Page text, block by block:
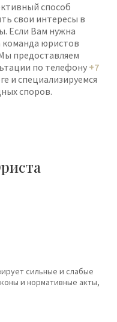
способ
свои интересы в
Если Вам нужна
юристов
предоставляем
по телефону +7
и специализируемся
споров.
сильные и слабые
и нормативные акты,